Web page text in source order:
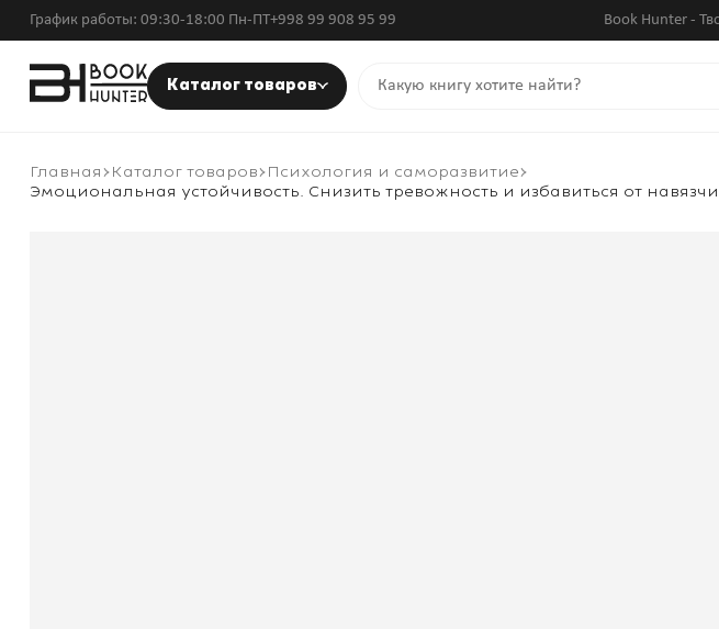
График работы: 09:30-18:00 Пн-ПТ+998 99 908 95 99 Book Hunter -
Каталог товаров
Главная Каталог товаров
Психология и саморазвитие
Эмоциональная устойчивость. Снизить тревожность и избавиться от